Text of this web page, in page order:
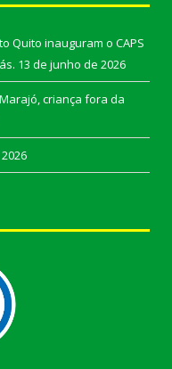
Quito inauguram o CAPS
13 de junho de 2026
Marajó, criança fora da